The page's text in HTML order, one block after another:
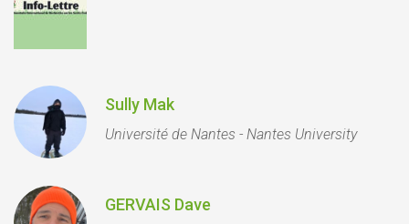
Sully Mak
Université de Nantes - Nantes University
GERVAIS Dave